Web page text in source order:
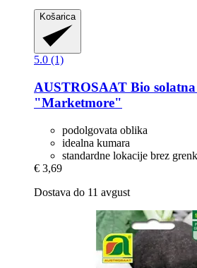
Košarica
5.0 (1)
AUSTROSAAT Bio
"Marketmore"
podolgovata oblika
idealna kumara
standardne lokacije brez
€ 3,69
Dostava do 11 avgust